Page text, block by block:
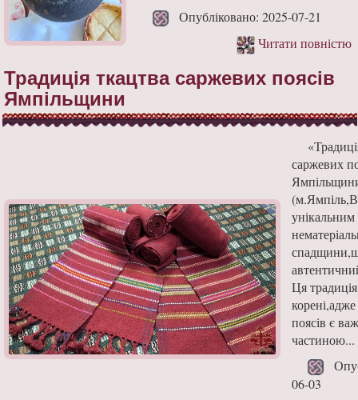
Опубліковано: 2025-07-21
Читати повністю
Традиція ткацтва саржевих поясів
Ямпільщини
саржевих
Ця
поясів є
частиною...
06-03